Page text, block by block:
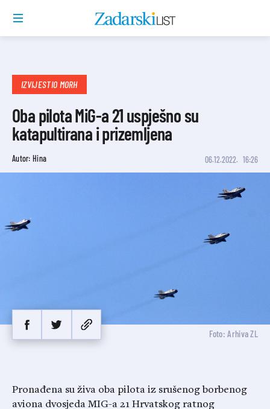
IZVIJESTIO MORH
Oba pilota MiG-a 21 uspješno su
katapultirana i prizemljena
Autor: Hina 06.12.2022. 16:26
Foto: Arhiva ZL
Pronađena su živa oba pilota iz srušenog borbenog
aviona dvosjeda MIG-a 21 Hrvatskog ratnog